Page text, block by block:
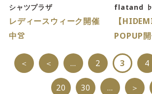
営業時間 10:00 ~
施設案内を見る
シャツプラザ
レディースウィーク開催
中👚
flatand
【
POPUP
＜ ＜ ... 2 3 4
20 30 ... ＞